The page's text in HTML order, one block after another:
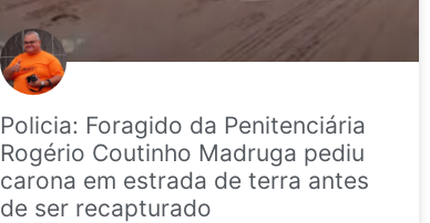
Policia: Foragido da Penitenciária
Rogério Coutinho Madruga pediu
carona em estrada de terra antes
de ser recapturado